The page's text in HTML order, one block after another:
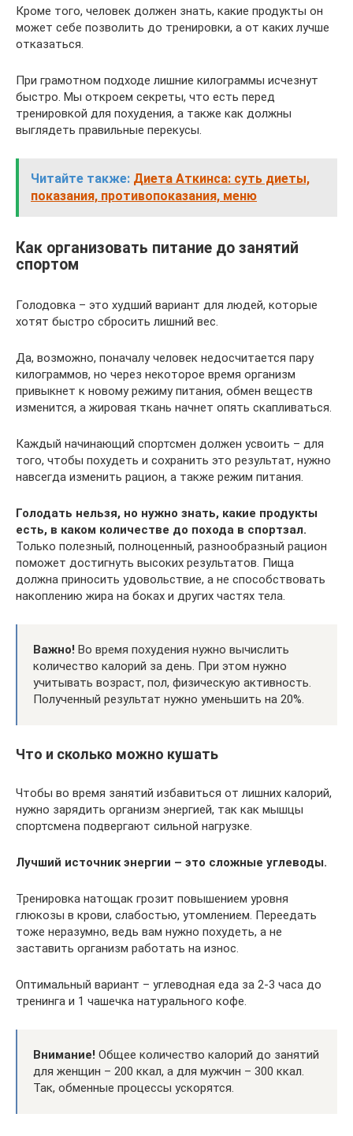
Кроме того, человек должен знать, какие продукты он
может себе позволить до тренировки, а от каких лучше
отказаться.
При грамотном подходе лишние килограммы исчезнут
быстро. Мы откроем секреты, что есть перед
тренировкой для похудения, а также как должны
выглядеть правильные перекусы.
Читайте также: Диета Аткинса: суть диеты,
показания, противопоказания, меню
Как организовать питание до занятий
спортом
Голодовка – это худший вариант для людей, которые
хотят быстро сбросить лишний вес.
Да, возможно, поначалу человек недосчитается пару
килограммов, но через некоторое время организм
привыкнет к новому режиму питания, обмен веществ
изменится, а жировая ткань начнет опять скапливаться.
Каждый начинающий спортсмен должен усвоить – для
того, чтобы похудеть и сохранить это результат, нужно
навсегда изменить рацион, а также режим питания.
Голодать нельзя, но нужно знать, какие продукты
есть, в каком количестве до похода в спортзал.
Только полезный, полноценный, разнообразный рацион
поможет достигнуть высоких результатов. Пища
должна приносить удовольствие, а не способствовать
накоплению жира на боках и других частях тела.
Важно! Во время похудения нужно вычислить
количество калорий за день. При этом нужно
учитывать возраст, пол, физическую активность.
Полученный результат нужно уменьшить на 20%.
Что и сколько можно кушать
Чтобы во время занятий избавиться от лишних калорий,
нужно зарядить организм энергией, так как мышцы
спортсмена подвергают сильной нагрузке.
Лучший источник энергии – это сложные углеводы.
Тренировка натощак грозит повышением уровня
глюкозы в крови, слабостью, утомлением. Переедать
тоже неразумно, ведь вам нужно похудеть, а не
заставить организм работать на износ.
Оптимальный вариант – углеводная еда за 2-3 часа до
тренинга и 1 чашечка натурального кофе.
Внимание! Общее количество калорий до занятий
для женщин – 200 ккал, а для мужчин – 300 ккал.
Так, обменные процессы ускорятся.